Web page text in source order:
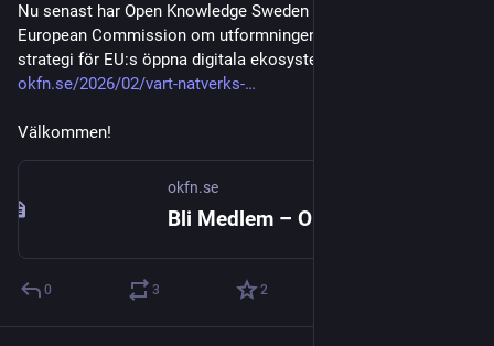
Nu senast har Open Knowledge Sweden skickat in bidrag till
European Commission om utformningen av kommande
strategi för EU:s öppna digitala ekosystem, läs mer här:
okfn.se/2026/02/vart-natverks-
Välkommen!
okfn.se
0 3 2